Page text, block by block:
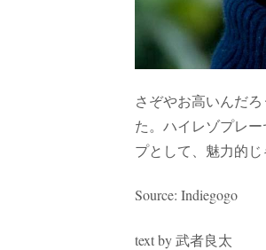
さぞやお高いんだ
た。ハイレゾプレ
プとして、魅力的じ
Source: Indiegogo
text by 武者良太